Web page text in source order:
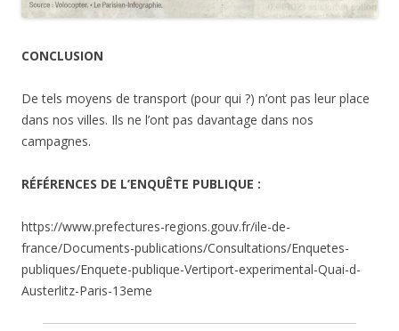
CONCLUSION
De tels moyens de transport (pour qui ?) n’ont pas leur place
dans nos villes. Ils ne l’ont pas davantage dans nos
campagnes.
RÉFÉRENCES DE L’ENQUÊTE PUBLIQUE :
https://www.prefectures-regions.gouv.fr/ile-de-
france/Documents-publications/Consultations/Enquetes-
publiques/Enquete-publique-Vertiport-experimental-Quai-d-
Austerlitz-Paris-13eme